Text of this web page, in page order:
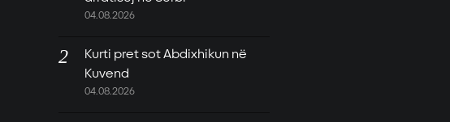
04.08.2026
Kurti pret sot Abdixhikun në
Kuvend
04.08.2026